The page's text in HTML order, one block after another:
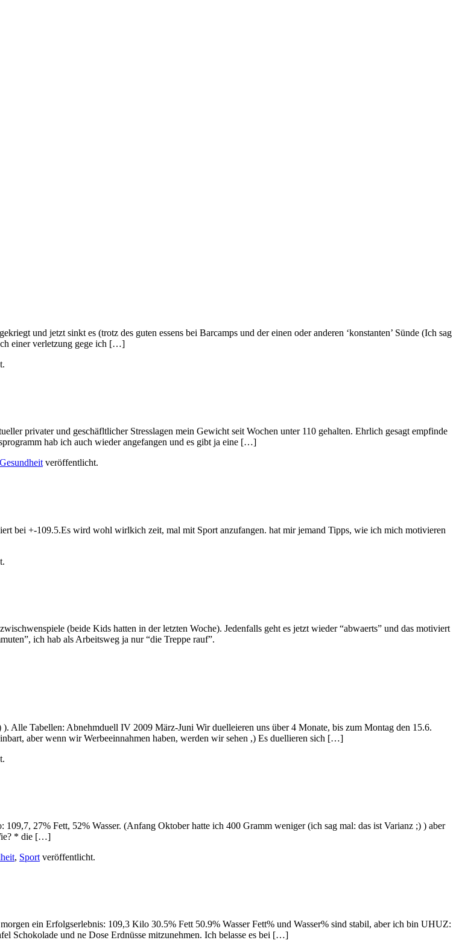
und jetzt sinkt es (trotz des guten essens bei Barcamps und der einen oder anderen ‘konstanten’ Sünde (Ich sag
einer verletzung gege ich […]
privater und geschäfltlicher Stresslagen mein Gewicht seit Wochen unter 110 gehalten. Ehrlich gesagt empfinde
hab ich auch wieder angefangen und es gibt ja eine […]
Gesundheit veröffentlicht.
bei +-109.5.Es wird wohl wirlkich zeit, mal mit Sport anzufangen. hat mir jemand Tipps, wie ich mich motivieren
(beide Kids hatten in der letzten Woche). Jedenfalls geht es jetzt wieder “abwaerts” und das motiviert
ich hab als Arbeitsweg ja nur “die Treppe rauf”.
Alle Tabellen: Abnehmduell IV 2009 März-Juni Wir duelleieren uns über 4 Monate, bis zum Montag den 15.6.
aber wenn wir Werbeeinnahmen haben, werden wir sehen ,) Es duellieren sich […]
27% Fett, 52% Wasser. (Anfang Oktober hatte ich 400 Gramm weniger (ich sag mal: das ist Varianz ;) ) aber
* die […]
, Sport veröffentlicht.
ein Erfolgserlebnis: 109,3 Kilo 30.5% Fett 50.9% Wasser Fett% und Wasser% sind stabil, aber ich bin UHUZ:
Schokolade und ne Dose Erdnüsse mitzunehmen. Ich belasse es bei […]